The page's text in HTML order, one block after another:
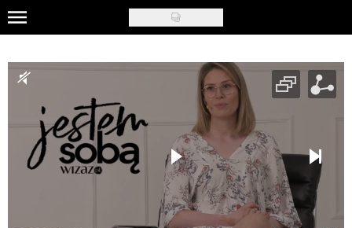
Skip
to
main
content
Moda
Ślub i wesele
Styl życia